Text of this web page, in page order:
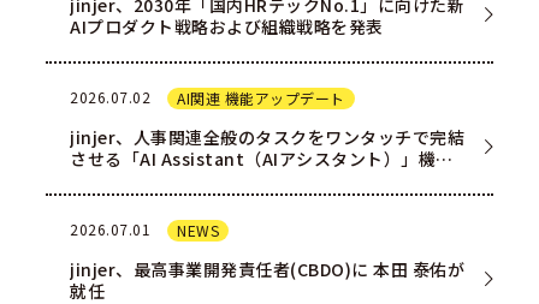
AIプロダクト戦略および組織戦略を発表
2026.07.02 AI関連 機能アップデート
jinjer、人事関連全般のタスクをワンタッチで完結
させる「AI Assistant（AIアシスタント）」機能
2026.07.01 NEWS
jinjer、最高事業開発責任者(CBDO)に 本田 泰佑が
就任